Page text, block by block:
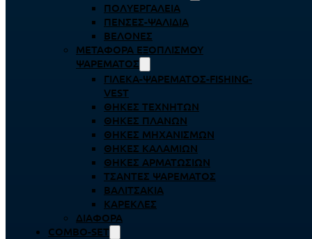
ΠΟΛΥΕΡΓΑΛΕΊΑ
ΠΈΝΣΕΣ-ΨΑΛΊΔΙΑ
ΒΕΛΌΝΕΣ
ΜΕΤΑΦΟΡΆ ΕΞΟΠΛΙΣΜΟΎ
ΨΑΡΈΜΑΤΟΣ
ΓΙΛΈΚΑ-ΨΑΡΈΜΑΤΟΣ-FISHING-
VEST
ΘΉΚΕΣ ΤΕΧΝΗΤΏΝ
ΘΉΚΕΣ ΠΛΆΝΩΝ
ΘΉΚΕΣ ΜΗΧΑΝΙΣΜΏΝ
ΘΉΚΕΣ ΚΑΛΑΜΙΏΝ
ΘΉΚΕΣ ΑΡΜΑΤΩΣΙΏΝ
ΤΣΆΝΤΕΣ ΨΑΡΈΜΑΤΟΣ
ΒΑΛΙΤΣΆΚΙΑ
ΚΑΡΈΚΛΕΣ
ΔΙΆΦΟΡΑ
COMBO-SET